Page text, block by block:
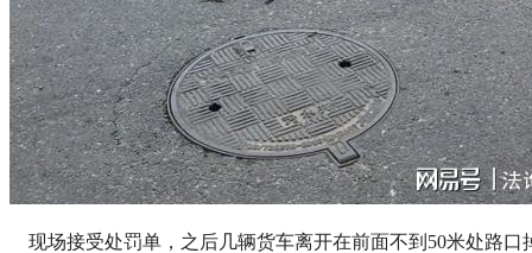
现场接受处罚单，之后几辆货车离开在前面不到50米处路口